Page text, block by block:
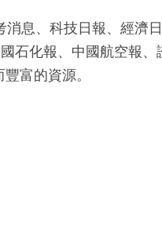
息、科技日報、經濟
石化報、中國航空報
富的資源。